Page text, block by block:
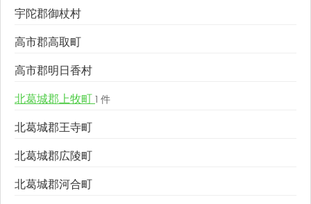
宇陀郡御杖村
高市郡高取町
高市郡明日香村
北葛城郡上牧町 1 件
北葛城郡王寺町
北葛城郡広陵町
北葛城郡河合町